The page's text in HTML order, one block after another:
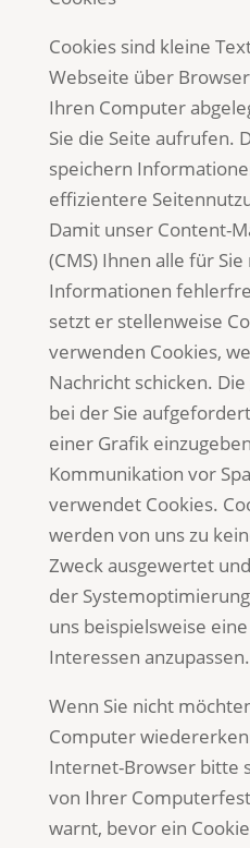
Cookies sind kleine
Webseite über
Ihren Computer
Sie die Seite aufrufen.
speichern
effizientere
Damit unser Content-
(CMS) Ihnen alle für
Informationen
setzt er stellenweise
verwenden Cookies,
Nachricht schicken. Die
bei der Sie
einer Grafik
Kommunikation vor
verwendet Cookies.
werden von uns zu
Zweck ausgewertet
der
uns beispielsweise
Interessen anzupassen.
Wenn Sie nicht
Computer
Internet-Browser bitte
von Ihrer
warnt, bevor ein